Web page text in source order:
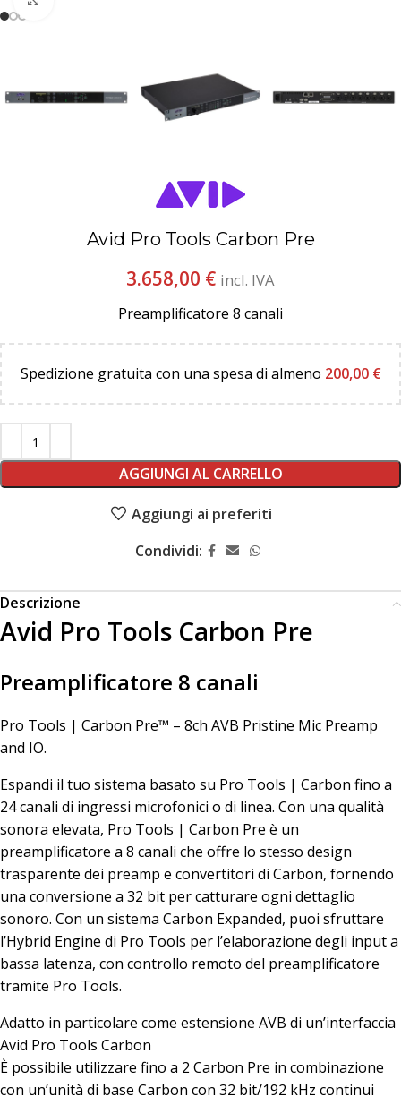
Avid Pro Tools Carbon Pre
3.658,00 € incl. IVA
Preamplificatore 8 canali
Spedizione gratuita con una spesa di almeno 200,00 €
AGGIUNGI AL CARRELLO
Aggiungi ai preferiti
Condividi:
Descrizione
Avid Pro Tools Carbon Pre
Preamplificatore 8 canali
Pro Tools | Carbon Pre™ – 8ch AVB Pristine Mic Preamp
and IO.
Espandi il tuo sistema basato su Pro Tools | Carbon fino a
24 canali di ingressi microfonici o di linea. Con una qualità
sonora elevata, Pro Tools | Carbon Pre è un
preamplificatore a 8 canali che offre lo stesso design
trasparente dei preamp e convertitori di Carbon, fornendo
una conversione a 32 bit per catturare ogni dettaglio
sonoro. Con un sistema Carbon Expanded, puoi sfruttare
l’Hybrid Engine di Pro Tools per l’elaborazione degli input a
bassa latenza, con controllo remoto del preamplificatore
tramite Pro Tools.
Adatto in particolare come estensione AVB di un’interfaccia
Avid Pro Tools Carbon
È possibile utilizzare fino a 2 Carbon Pre in combinazione
con un’unità di base Carbon con 32 bit/192 kHz continui